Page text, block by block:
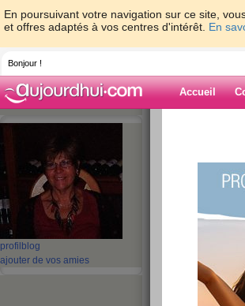
En poursuivant votre navigation sur ce site,
et offres adaptés à vos centres d'intérêt. En
Bonjour !
Accueil
profil blog
ajouter de vos amies
Blog
‹ Préc. 11